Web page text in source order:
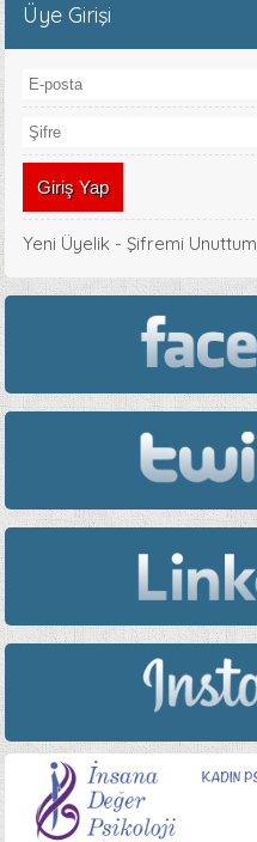
Üye Girişi
Yeni Üyelik -Şifremi Unuttum